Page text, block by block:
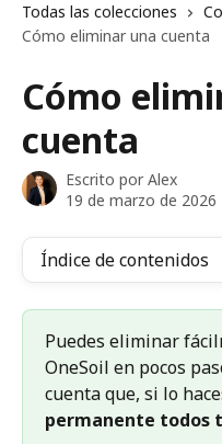
Todas las colecciones
Cómo eliminar una cuenta
Cómo
cuenta
Escrito por Alex
19 de marzo de 2026
Índice de contenidos
Puedes eliminar
OneSoil en pocos
cuenta que, si lo
permanente todos